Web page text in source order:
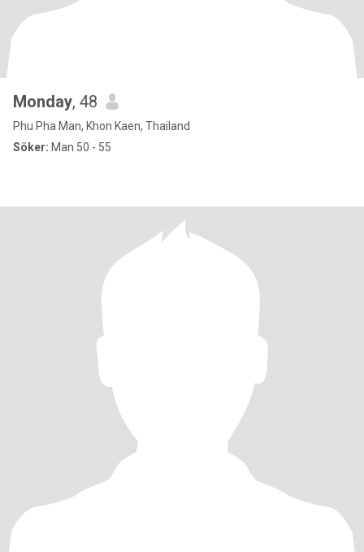
Monday, 48
Phu Pha Man, Khon Kaen, Thailand
Söker: Man 50 - 55